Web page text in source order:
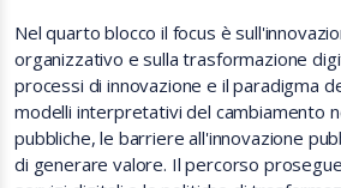
Nel quarto blocco il focus è
organizzativo e sulla trasformazione
processi di innovazione e il paradigma
modelli interpretativi del cambiamento
pubbliche, le barriere all'innovazione
di generare valore. Il percorso